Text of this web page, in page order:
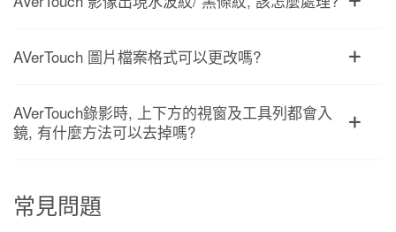
AVerTouch 圖片檔案格式可以更改嗎?
AVerTouch錄影時, 上下方的視窗及工具列都會入
鏡, 有什麼方法可以去掉嗎?
常見問題